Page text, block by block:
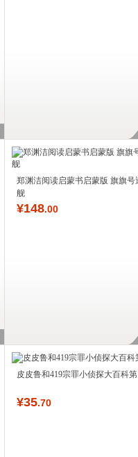
郑渊洁阅读启蒙书启蒙版 旗旗号
舰
¥148.00
皮皮鲁和419宗罪小侦探大百科
¥35.70